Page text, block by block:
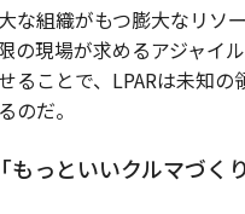
な組織がもつ膨大なリソ
の現場が求めるアジャイ
ることで、LPARは未知の
のだ。
もっといいクルマづく